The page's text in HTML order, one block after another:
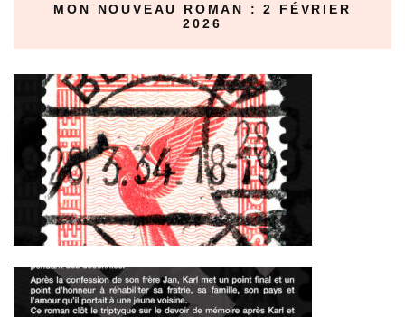
MON NOUVEAU ROMAN : 2 FÉVRIER
2026